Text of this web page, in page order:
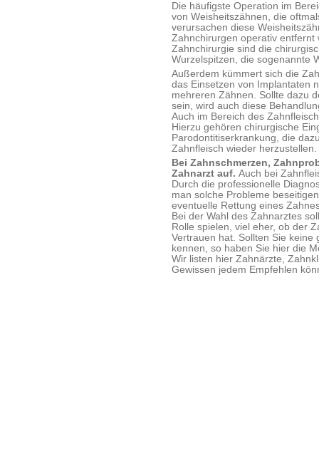
Die häufigste Operation im
von Weisheitszähnen, die
verursachen diese
Zahnchirurgen operativ
Zahnchirurgie sind die
Wurzelspitzen, die sogenannte
Außerdem kümmert sich die
das Einsetzen von Implantaten
mehreren Zähnen. Sollte dazu
sein, wird auch diese
Auch im Bereich des
Hierzu gehören chirurgische
Parodontitiserkrankung, die
Zahnfleisch wieder herzustellen.
Bei Zahnschmerzen,
Zahnarzt auf. Auch bei
Durch die professionelle
man solche Probleme
eventuelle Rettung eines
Bei der Wahl des Zahnarztes
Rolle spielen, viel eher, ob der
Vertrauen hat. Sollten Sie
kennen, so haben Sie hier die
Wir listen hier Zahnärzte,
Gewissen jedem Empfehlen